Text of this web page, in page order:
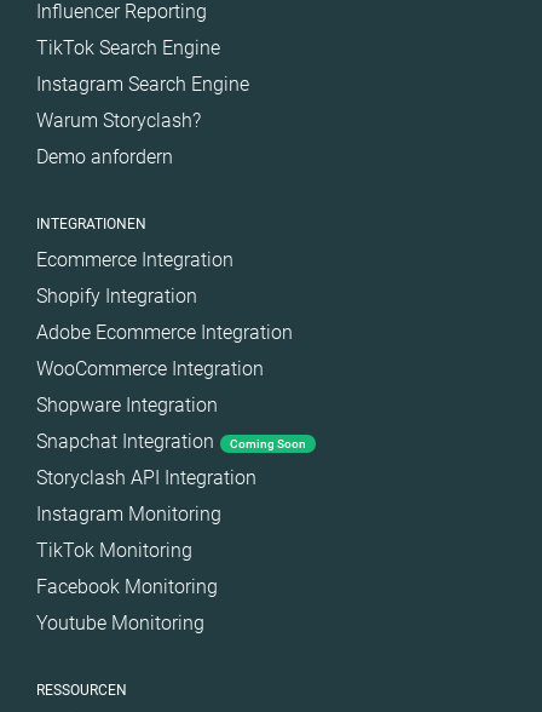
Influencer Reporting
TikTok Search Engine
Instagram Search Engine
Warum Storyclash?
Demo anfordern
INTEGRATIONEN
Ecommerce Integration
Shopify Integration
Adobe Ecommerce Integration
WooCommerce Integration
Shopware Integration
Snapchat Integration
Coming Soon
Storyclash API Integration
Instagram Monitoring
TikTok Monitoring
Facebook Monitoring
Youtube Monitoring
RESSOURCEN